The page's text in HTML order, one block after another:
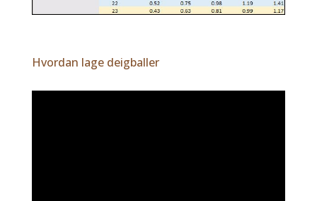
Hvordan lage deigballer